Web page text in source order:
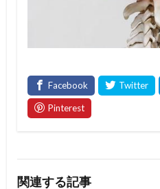
関連する記事